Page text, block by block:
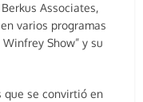
Associates,
varios programas
Show” y su
que se convirtió en